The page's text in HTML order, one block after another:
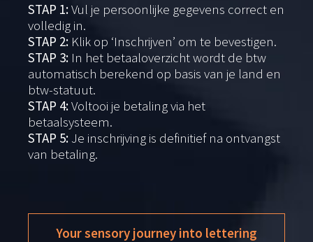
STAP 1:Vul je persoonlijke gegevens correct en
volledig in.
STAP 2: Klik op ‘Inschrijven’ om te bevestigen.
STAP 3: In het betaaloverzicht wordt de btw
automatisch berekend op basis van je land en
btw-statuut.
STAP 4:Voltooi je betaling via het
betaalsysteem.
STAP 5: Je inschrijving is definitief na ontvangst
van betaling.
Your sensory journey into lettering